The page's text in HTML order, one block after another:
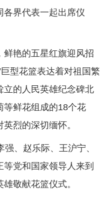
各界代表一起出席仪
鲜艳的五星红旗迎风招
型花篮表达着对祖国繁
立的人民英雄纪念碑北
等鲜花组成的18个花
烈的深切缅怀。
、赵乐际、王沪宁、
党和国家领导人来到
敬献花篮仪式。